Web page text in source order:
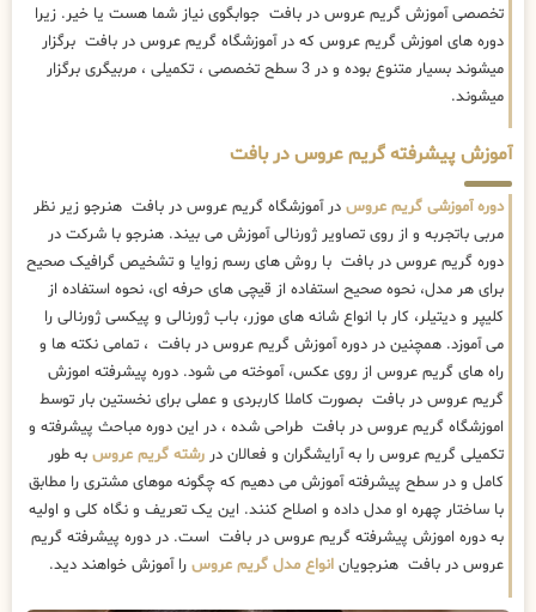
تخصصی آموزش گریم عروس در بافت جوابگوی نیاز شما هست یا خیر. زیرا
دوره های اموزش گریم عروس که در آموزشگاه گریم عروس در بافت برگزار
میشوند بسیار متنوع بوده و در 3 سطح تخصصی ، تکمیلی ، مربیگری برگزار
میشوند.
آموزش پیشرفته گریم عروس در بافت
دوره آموزشی گریم عروس در آموزشگاه گریم عروس در بافت هنرجو زیر نظر
مربی باتجربه و از روی تصاویر ژورنالی آموزش می بیند. هنرجو با شرکت در
دوره گریم عروس در بافت با روش های رسم زوایا و تشخیص گرافیک صحیح
برای هر مدل، نحوه صحیح استفاده از قیچی های حرفه ای، نحوه استفاده از
کلیپر و دیتیلر، کار با انواع شانه های موزر، باب ژورنالی و پیکسی ژورنالی را
می آموزد. همچنین در دوره آموزش گریم عروس در بافت ، تمامی نکته ها و
راه های گریم عروس از روی عکس، آموخته می شود. دوره پیشرفته اموزش
گریم عروس در بافت بصورت کاملا کاربردی و عملی برای نخستین بار توسط
اموزشگاه گریم عروس در بافت طراحی شده ، در این دوره مباحث پیشرفته و
تکمیلی گریم عروس را به آرایشگران و فعالان در رشته گریم عروس به طور
کامل و در سطح پیشرفته آموزش می دهیم که چگونه موهای مشتری را مطابق
با ساختار چهره او مدل داده و اصلاح کنند. این یک تعریف و نگاه کلی و اولیه
به دوره اموزش پیشرفته گریم عروس در بافت است. در دوره پیشرفته گریم
عروس در بافت هنرجویان انواع مدل گریم عروس را آموزش خواهند دید.